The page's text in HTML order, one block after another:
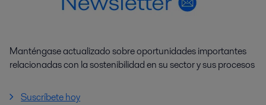
Manténgase actualizado sobre oportunidades importantes
relacionadas con la sostenibilidad en su sector y sus procesos
Suscríbete hoy